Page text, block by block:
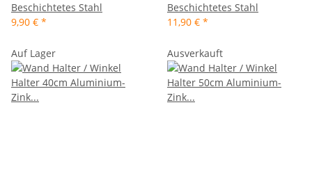
Beschichtetes Stahl
9,90 € *
Beschichtetes Stahl
11,90 € *
Auf Lager Ausverkauft